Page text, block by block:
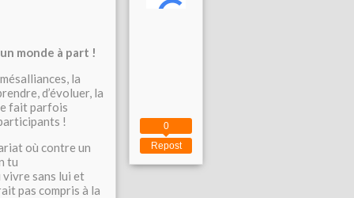
monde à part !
la
d’évoluer, la
fait parfois
!
où contre un
tu
vivre sans lui et
pas compris à la
Repost
0